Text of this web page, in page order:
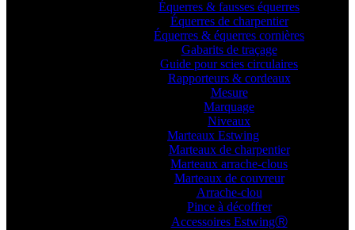
Équerres & fausses équerres
Équerres de charpentier
Équerres & équerres cornières
Gabarits de traçage
Guide pour scies circulaires
Rapporteurs & cordeaux
Mesure
Marquage
Niveaux
Marteaux Estwing
Marteaux de charpentier
Marteaux arrache-clous
Marteaux de couvreur
Arrache-clou
Pince à décoffrer
Accessoires EstwingⓇ